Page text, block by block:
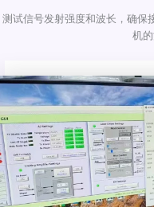
测试信号发射强度和波长，确保
机的